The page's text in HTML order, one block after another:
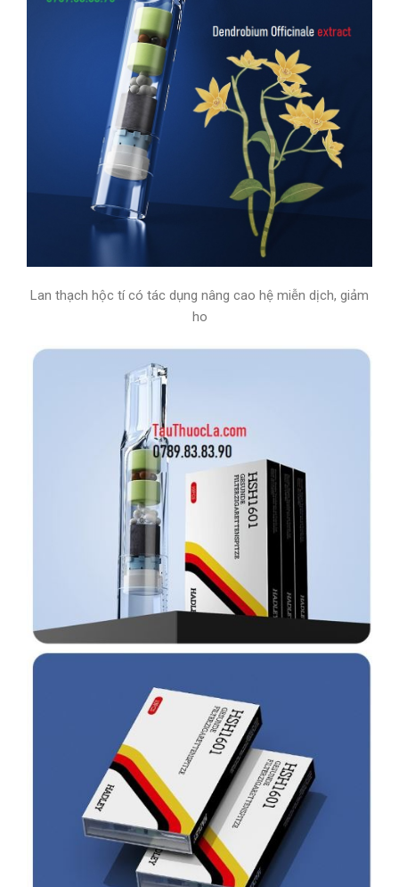
Lan thạch hộc tí có tác dụng nâng cao hệ miễn dịch, giảm
ho